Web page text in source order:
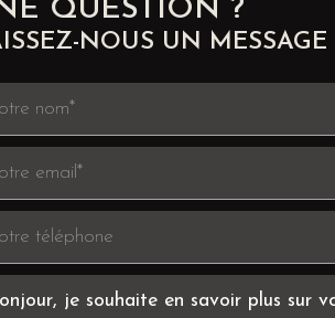
QUESTION ?
NOUS UN MESSAGE